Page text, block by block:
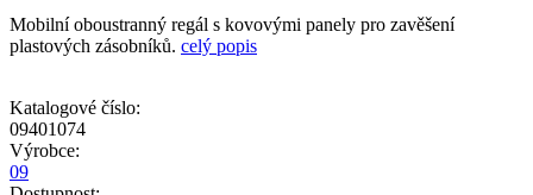
Mobilní oboustranný regál s kovovými panely pro zavěšení
plastových zásobníků. celý popis
Katalogové číslo:
09401074
Výrobce:
09